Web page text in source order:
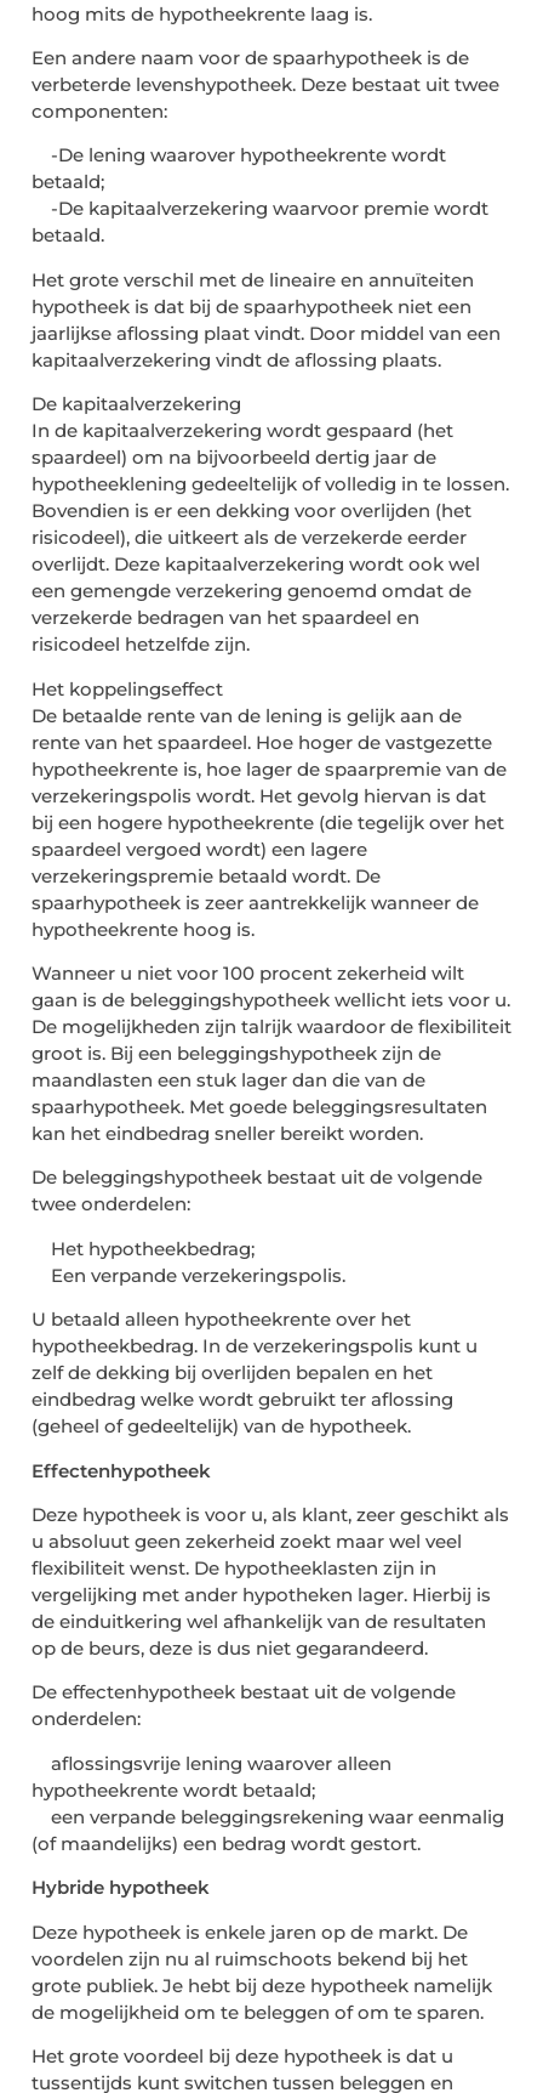
hoog mits de hypotheekrente laag is.
Een andere naam voor de spaarhypotheek is de
verbeterde levenshypotheek. Deze bestaat uit twee
componenten:
-De lening waarover hypotheekrente wordt
betaald;
-De kapitaalverzekering waarvoor premie wordt
betaald.
Het grote verschil met de lineaire en annuïteiten
hypotheek is dat bij de spaarhypotheek niet een
jaarlijkse aflossing plaat vindt. Door middel van een
kapitaalverzekering vindt de aflossing plaats.
De kapitaalverzekering
In de kapitaalverzekering wordt gespaard (het
spaardeel) om na bijvoorbeeld dertig jaar de
hypotheeklening gedeeltelijk of volledig in te lossen.
Bovendien is er een dekking voor overlijden (het
risicodeel), die uitkeert als de verzekerde eerder
overlijdt. Deze kapitaalverzekering wordt ook wel
een gemengde verzekering genoemd omdat de
verzekerde bedragen van het spaardeel en
risicodeel hetzelfde zijn.
Het koppelingseffect
De betaalde rente van de lening is gelijk aan de
rente van het spaardeel. Hoe hoger de vastgezette
hypotheekrente is, hoe lager de spaarpremie van de
verzekeringspolis wordt. Het gevolg hiervan is dat
bij een hogere hypotheekrente (die tegelijk over het
spaardeel vergoed wordt) een lagere
verzekeringspremie betaald wordt. De
spaarhypotheek is zeer aantrekkelijk wanneer de
hypotheekrente hoog is.
Wanneer u niet voor 100 procent zekerheid wilt
gaan is de beleggingshypotheek wellicht iets voor u.
De mogelijkheden zijn talrijk waardoor de flexibiliteit
groot is. Bij een beleggingshypotheek zijn de
maandlasten een stuk lager dan die van de
spaarhypotheek. Met goede beleggingsresultaten
kan het eindbedrag sneller bereikt worden.
De beleggingshypotheek bestaat uit de volgende
twee onderdelen:
Het hypotheekbedrag;
Een verpande verzekeringspolis.
U betaald alleen hypotheekrente over het
hypotheekbedrag. In de verzekeringspolis kunt u
zelf de dekking bij overlijden bepalen en het
eindbedrag welke wordt gebruikt ter aflossing
(geheel of gedeeltelijk) van de hypotheek.
Effectenhypotheek
Deze hypotheek is voor u, als klant, zeer geschikt als
u absoluut geen zekerheid zoekt maar wel veel
flexibiliteit wenst. De hypotheeklasten zijn in
vergelijking met ander hypotheken lager. Hierbij is
de einduitkering wel afhankelijk van de resultaten
op de beurs, deze is dus niet gegarandeerd.
De effectenhypotheek bestaat uit de volgende
onderdelen:
aflossingsvrije lening waarover alleen
hypotheekrente wordt betaald;
een verpande beleggingsrekening waar eenmalig
(of maandelijks) een bedrag wordt gestort.
Hybride hypotheek
Deze hypotheek is enkele jaren op de markt. De
voordelen zijn nu al ruimschoots bekend bij het
grote publiek. Je hebt bij deze hypotheek namelijk
de mogelijkheid om te beleggen of om te sparen.
Het grote voordeel bij deze hypotheek is dat u
tussentijds kunt switchen tussen beleggen en